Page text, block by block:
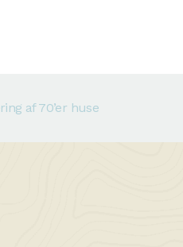
af 70’er huse